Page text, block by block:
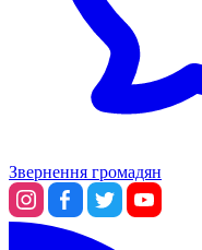
Звернення громадян